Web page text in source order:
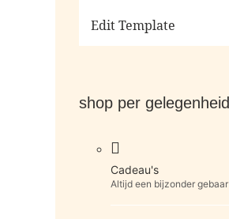
Edit Template
shop per gelegenheid
Cadeau's
Altijd een bijzonder gebaar